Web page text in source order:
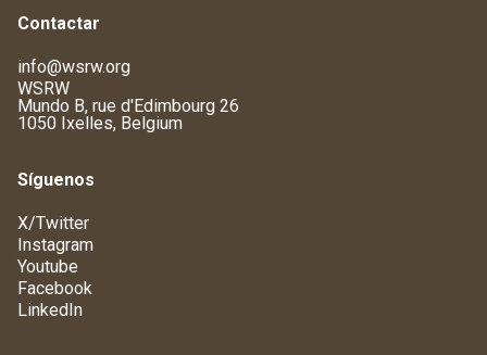
Contactar
info@wsrw.org
WSRW
Mundo B, rue d'Edimbourg 26
1050 Ixelles, Belgium
Síguenos
X/Twitter
Instagram
Youtube
Facebook
LinkedIn